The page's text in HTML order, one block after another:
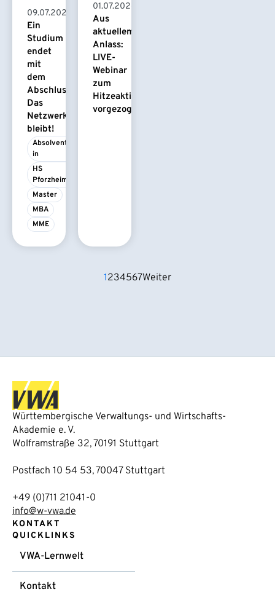
09.07.2026
Ein
Studium
endet
mit
dem
Abschluss.
Das
Netzwerk
bleibt!
Absolvent/-
in
HS
Pforzheim
Master
MBA
MME
01.07.2026
Aus
aktuellem
Anlass:
LIVE-
Webinar
zum
Hitzeaktionsplan
vorgezogen
1234567Weiter
Württembergische Verwaltungs- und Wirtschafts-
Akademie e. V.
Wolframstraße 32, 70191 Stuttgart
Postfach 10 54 53, 70047 Stuttgart
+49 (0)711 21041-0
info@w-vwa.de
KONTAKT
QUICKLINKS
VWA-Lernwelt
Kontakt